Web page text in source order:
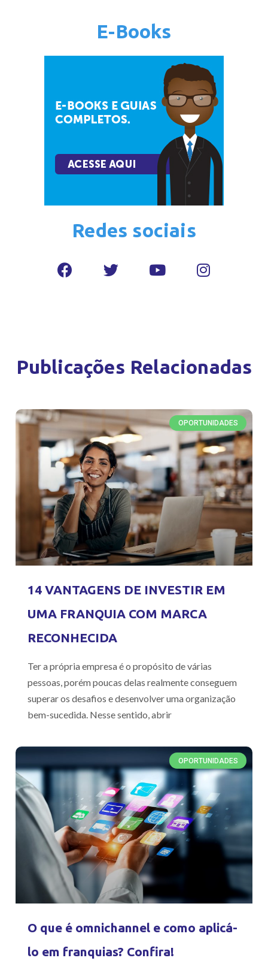
E-Books
Redes sociais
Publicações Relacionadas
OPORTUNIDADES
14 VANTAGENS DE INVESTIR EM
UMA FRANQUIA COM MARCA
RECONHECIDA
Ter a própria empresa é o propósito de várias
pessoas, porém poucas delas realmente conseguem
superar os desafios e desenvolver uma organização
bem-sucedida. Nesse sentido, abrir
OPORTUNIDADES
O que é omnichannel e como aplicá-
lo em franquias? Confira!